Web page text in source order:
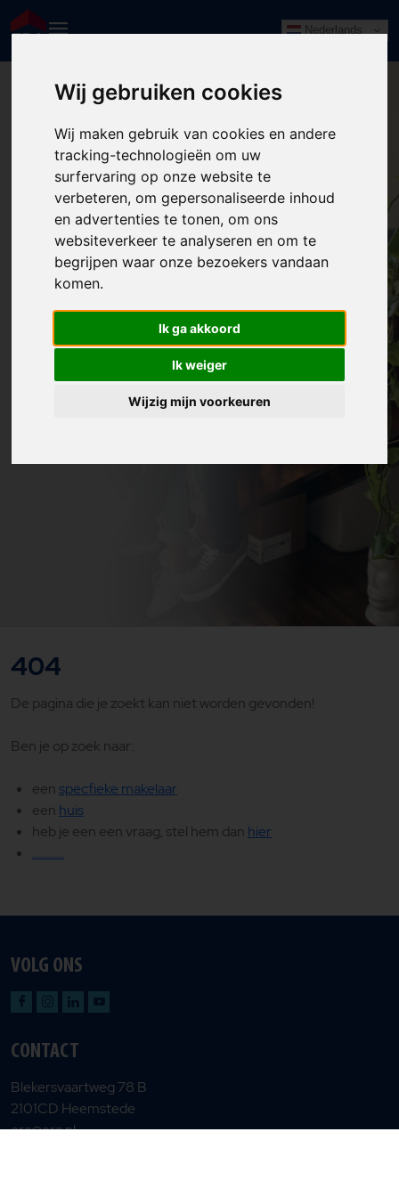
Wij gebruiken cookies
Wij maken gebruik van cookies en andere
tracking-technologieën om uw
surfervaring op onze website te
verbeteren, om gepersonaliseerde inhoud
en advertenties te tonen, om ons
websiteverkeer te analyseren en om te
begrijpen waar onze bezoekers vandaan
komen.
Ik ga akkoord
Ik weiger
Wijzig mijn voorkeuren
Nederlands
Wellicht elders?
404
De pagina die je zoekt kan niet worden gevonden!
Ben je op zoek naar:
eenspecfieke makelaar
een huis
heb je een een vraag, stel hem dan hier
............
VOLG ONS
CONTACT
Blekersvaartweg 78 B
2101CD Heemstede
era@era.nl